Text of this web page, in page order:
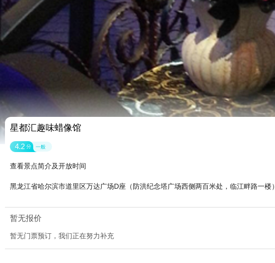
星都汇趣味蜡像馆
4.2 分 一般
查看景点简介及开放时间
黑龙江省哈尔滨市道里区万达广场D座（防洪纪念塔广场西侧两百米处，临江畔路一楼）
暂无报价
暂无门票预订，我们正在努力补充